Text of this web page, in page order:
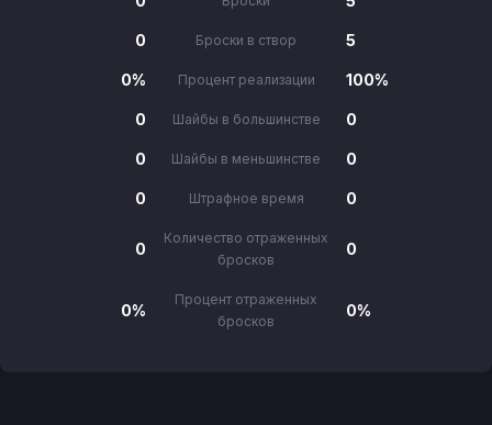
0 Броски в створ 5
0% Процент реализации 100%
0 Шайбы в большинстве 0
0 Шайбы в меньшинстве 0
0 Штрафное время 0
0
Количество отраженных
бросков
0
0%
Процент отраженных
бросков
0%